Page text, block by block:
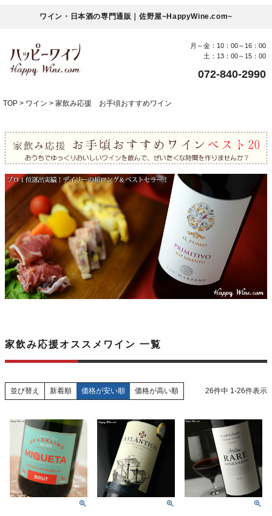
ワイン・日本酒の専門通販｜佐野屋~HappyWine.com~
月～金：10：00～16：00
土：13：00～15：00
072-840-2990
TOP ワイン 家飲み応援 お手頃おすすめワイン
家飲み応援オススメワイン 一覧
並び替え 新着順 価格が安い順 価格が高い順 26件中 1 -26件表示